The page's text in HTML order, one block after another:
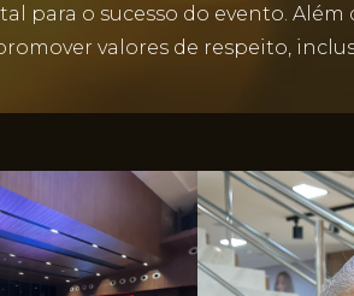
para o sucesso do evento.
valores de respeito,